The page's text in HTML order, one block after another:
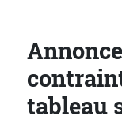
tableau